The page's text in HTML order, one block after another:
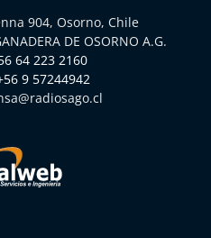
904, Osorno, Chile
DE OSORNO A.G.
64 223 2160
9 57244942